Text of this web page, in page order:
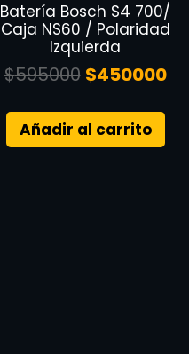
Batería Bosch S4 700/
Caja NS60 / Polaridad
Izquierda
$595000 $450000
Añadir al carrito